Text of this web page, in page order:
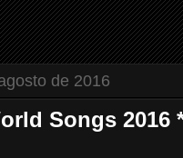
de 2016
Songs 2016